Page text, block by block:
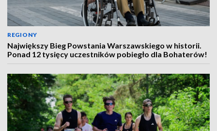
REGIONY
Największy Bieg Powstania Warszawskiego w historii.
Ponad 12 tysięcy uczestników pobiegło dla Bohaterów!